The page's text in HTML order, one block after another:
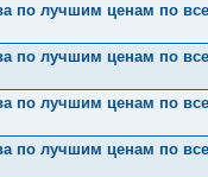
по лучшим ценам по
по лучшим ценам по
по лучшим ценам по
по лучшим ценам по